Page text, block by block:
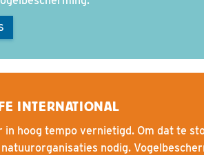
INTERNATIONAL
hoog tempo vernietigd. Om dat te
nodig.